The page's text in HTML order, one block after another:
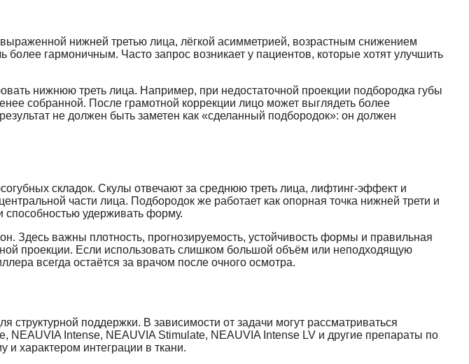
нижней третью лица, лёгкой асимметрией, возрастным снижением
гармоничным. Часто запрос возникает у пациентов, которые хотят улучшить
нижнюю треть лица. Например, при недостаточной проекции подбородка губы
собранной. После грамотной коррекции лицо может выглядеть более
не должен быть заметен как «сделанный подбородок»: он должен
складок. Скулы отвечают за среднюю треть лица, лифтинг-эффект и
части лица. Подбородок же работает как опорная точка нижней трети и
способностью удерживать форму.
Здесь важны плотность, прогнозируемость, устойчивость формы и правильная
проекции. Если использовать слишком большой объём или неподходящую
всегда остаётся за врачом после очного осмотра.
поддержки. В зависимости от задачи могут рассматриваться
Intense, NEAUVIA Stimulate, NEAUVIA Intense LV и другие препараты по
характером интеграции в ткани.